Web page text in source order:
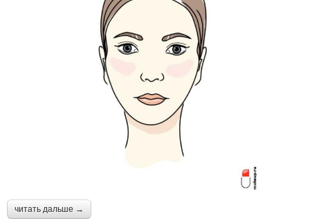
читать дальше →